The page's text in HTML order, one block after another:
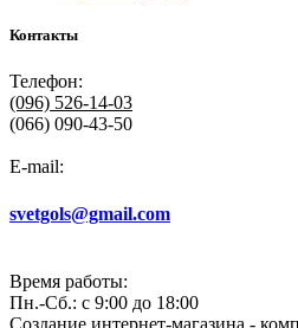
Контакты
Телефон:
(096) 526-14-03
(066) 090-43-50
E-mail:
svetgols@gmail.com
Время работы:
Пн.-Сб.: с 9:00 до 18:00
Создание интернет-магазина -